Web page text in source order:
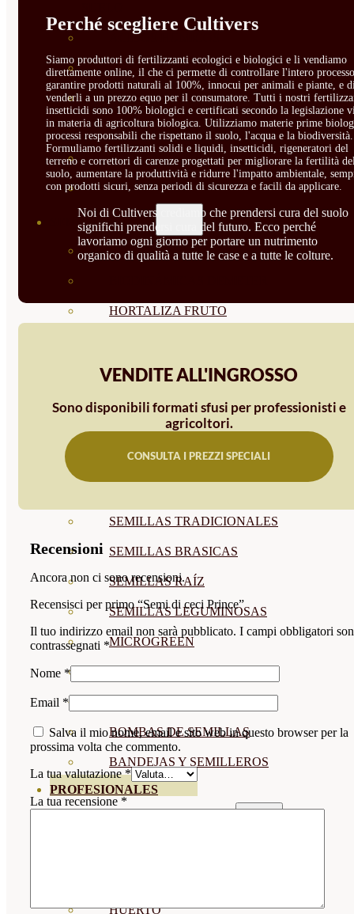
ÁCIDOS HÚMICOS
MATERIAS PRIMAS
PROTECCIÓN CULTIVOS Y
PLANTAS
PLANTAS INTERIOR
GROWPUNCH
SEMILLAS
VER TODAS
HORTALIZA FRUTO
HOJA
SEMILLAS AROMÁTICAS
SEMILLAS FLORES
SEMILLAS FLORES
SEMILLAS TRADICIONALES
SEMILLAS BRASICAS
SEMILLAS RAÍZ
SEMILLAS LEGUMINOSAS
MICROGREEN
BOMBAS DE SEMILLAS
BANDEJAS Y SEMILLEROS
PROFESIONALES
HUERTO
Perché scegliere Cultivers
Siamo produttori di fertilizzanti ecologici e biologici e li vendiamo
direttamente online, il che ci permette di controllare l'intero
garantire prodotti naturali al 100%, innocui per animali e piante, e
venderli a un prezzo equo per il consumatore. Tutti i nostri
insetticidi sono 100% biologici e certificati secondo la legislazione
in materia di agricoltura biologica. Utilizziamo materie prime
processi responsabili che rispettano il suolo, l'acqua e la biodiversità.
Formuliamo fertilizzanti solidi e liquidi, insetticidi, rigeneratori del
terreno e correttori di carenze progettati per migliorare la fertilità
suolo, aumentare la produttività e ridurre l'impatto ambientale,
con prodotti sicuri, senza periodi di sicurezza e facili da applicare.
Noi di Cultivers crediamo che prendersi cura del suolo
significhi prendersi cura del futuro. Ecco perché
lavoriamo ogni giorno per portare un nutrimento
organico di qualità a tutte le case e a tutte le colture.
VENDITE ALL'INGROSSO
Sono disponibili formati sfusi per professionisti e
agricoltori.
CONSULTA I PREZZI SPECIALI
Recensioni
Ancora non ci sono recensioni.
Recensisci per primo “Semi di ceci Prince”
Il tuo indirizzo email non sarà pubblicato. I campi obbligatori
contrassegnati *
Nome *
Email *
Salva il mio nome, email e sito web in questo browser per la
prossima volta che commento.
La tua valutazione*
La tua recensione *